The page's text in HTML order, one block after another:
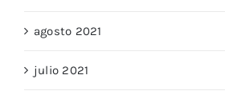
agosto 2021
julio 2021